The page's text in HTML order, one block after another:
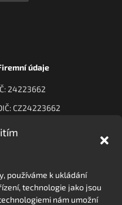
používáme k ukládání
technologie jako jsou
nám umožní
údaje
24223662
CZ24223662
nás